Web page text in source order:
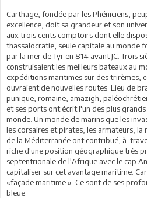
Carthage, fondée par les Phéniciens,
excellence, doit sa grandeur et son
aux trois cents comptoirs dont elle
thassalocratie, seule capitale au monde
par la mer de Tyr en 814 avant JC. Trois
construisaient les meilleurs bateaux au
expéditions maritimes sur des trirèmes,
ouvraient de nouvelles routes. Lieu de
punique, romaine, amazigh,
et ses ports ont écrit l'un des plus
monde. Un monde de marins que les
les corsaires et pirates, les armateurs,
de la Méditerranée ont contribué, à
riche d'une position géographique très
septentrionale de l'Afrique avec le cap
capitaliser sur cet avantage maritime.
«façade maritime ». Ce sont de ses
bleue.